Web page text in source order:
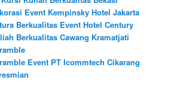
Event Kempinsky Hotel Jakarta
Berkualitas Event Hotel Century
Berkualitas Cawang Kramatjati
Event PT Icommtech Cikarang